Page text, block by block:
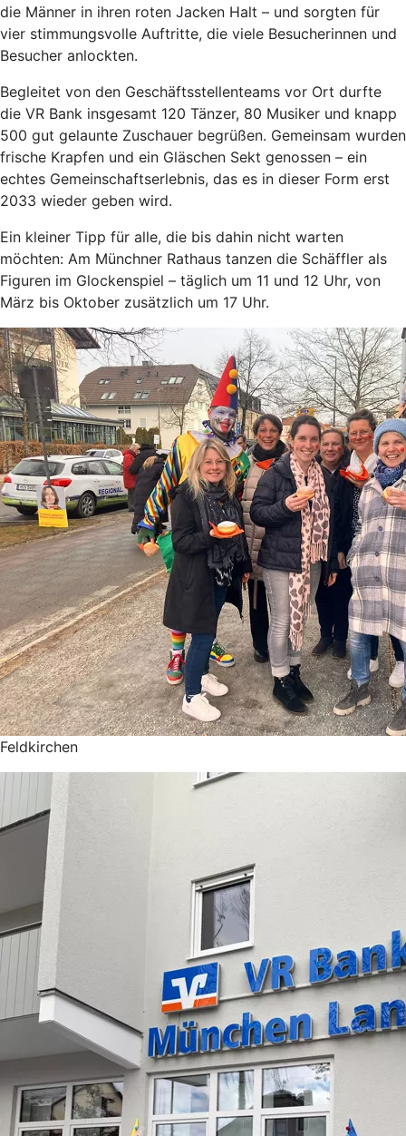
die Männer in ihren roten Jacken Halt – und sorgten für
vier stimmungsvolle Auftritte, die viele Besucherinnen und
Besucher anlockten.
Begleitet von den Geschäftsstellenteams vor Ort durfte
die VR Bank insgesamt 120 Tänzer, 80 Musiker und knapp
500 gut gelaunte Zuschauer begrüßen. Gemeinsam wurden
frische Krapfen und ein Gläschen Sekt genossen – ein
echtes Gemeinschaftserlebnis, das es in dieser Form erst
2033 wieder geben wird.
Ein kleiner Tipp für alle, die bis dahin nicht warten
möchten: Am Münchner Rathaus tanzen die Schäffler als
Figuren im Glockenspiel – täglich um 11 und 12 Uhr, von
März bis Oktober zusätzlich um 17 Uhr.
Feldkirchen